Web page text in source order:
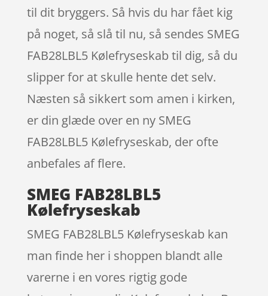
til dit bryggers. Så hvis du har fået kig
på noget, så slå til nu, så sendes SMEG
FAB28LBL5 Kølefryseskab til dig, så du
slipper for at skulle hente det selv.
Næsten så sikkert som amen i kirken,
er din glæde over en ny SMEG
FAB28LBL5 Kølefryseskab, der ofte
anbefales af flere.
SMEG FAB28LBL5
Kølefryseskab
SMEG FAB28LBL5 Kølefryseskab kan
man finde her i shoppen blandt alle
varerne i en vores rigtig gode